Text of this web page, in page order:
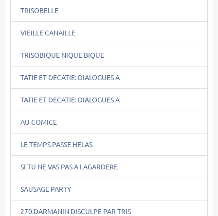
TRISOBELLE
VIEILLE CANAILLE
TRISOBIQUE NIQUE BIQUE
TATIE ET DECATIE: DIALOGUES A
TATIE ET DECATIE: DIALOGUES A
AU COMICE
LE TEMPS PASSE HELAS
SI TU NE VAS PAS A LAGARDERE
SAUSAGE PARTY
270.DARMANIN DISCULPE PAR TRIS